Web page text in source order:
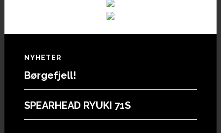
Footer
NYHETER
Børgefjell!
SPEARHEAD RYUKI 71S